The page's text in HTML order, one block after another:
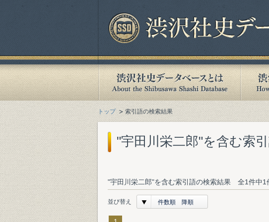
トップ 索引語の検索結果
"宇田川栄二郎"を含む索
"宇田川栄二郎"を含む索引語の検索結果 全1件中
並び替え 件数順 降順